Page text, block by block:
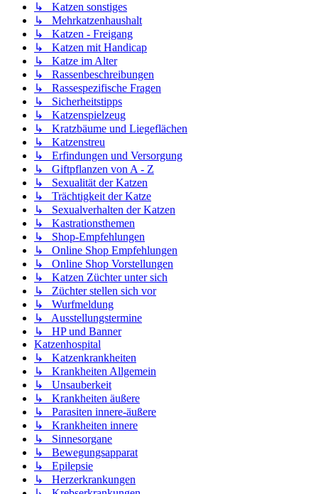
↳ Katzen sonstiges
↳ Mehrkatzenhaushalt
↳ Katzen - Freigang
↳ Katzen mit Handicap
↳ Katze im Alter
↳ Rassenbeschreibungen
↳ Rassespezifische Fragen
↳ Sicherheitstipps
↳ Katzenspielzeug
↳ Kratzbäume und Liegeflächen
↳ Katzenstreu
↳ Erfindungen und Versorgung
↳ Giftpflanzen von A - Z
↳ Sexualität der Katzen
↳ Trächtigkeit der Katze
↳ Sexualverhalten der Katzen
↳ Kastrationsthemen
↳ Shop-Empfehlungen
↳ Online Shop Empfehlungen
↳ Online Shop Vorstellungen
↳ Katzen Züchter unter sich
↳ Züchter stellen sich vor
↳ Wurfmeldung
↳ Ausstellungstermine
↳ HP und Banner
Katzenhospital
↳ Katzenkrankheiten
↳ Krankheiten Allgemein
↳ Unsauberkeit
↳ Krankheiten äußere
↳ Parasiten innere-äußere
↳ Krankheiten innere
↳ Sinnesorgane
↳ Bewegungsapparat
↳ Epilepsie
↳ Herzerkrankungen